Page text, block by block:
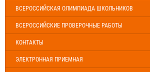
ВСЕРОССИЙСКАЯ ОЛИМПИАДА ШКОЛЬНИКОВ
ВСЕРОССИЙСКИЕ ПРОВЕРОЧНЫЕ РАБОТЫ
КОНТАКТЫ
ЭЛЕКТРОННАЯ ПРИЕМНАЯ